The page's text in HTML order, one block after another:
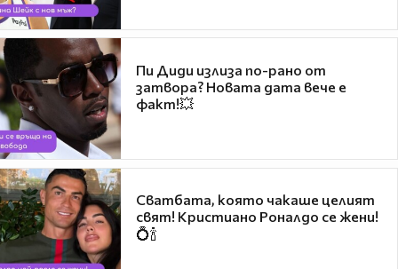
Пи Диди излиза по-рано от
затвора? Новата дата вече е
факт!💥
Сватбата, която чакаше целият
свят! Кристиано Роналдо се жени!
💍🍾